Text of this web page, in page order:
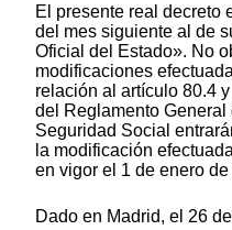
El presente real decreto
del mes siguiente al de
Oficial del Estado». No
modificaciones
relación al artículo 80.4
del Reglamento
Seguridad Social
la modificación
en vigor el 1 de enero de
Dado en Madrid, el 26